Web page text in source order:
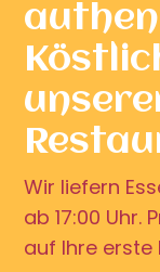
Wir liefern
ab 17:00 Uhr.
auf Ihre erste